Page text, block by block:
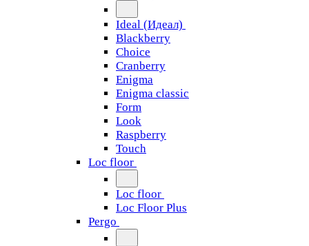
Ideal (Идеал)
Blackberry
Choice
Cranberry
Enigma
Enigma classic
Form
Look
Raspberry
Touch
Loc floor
Loc floor
Loc Floor Plus
Pergo